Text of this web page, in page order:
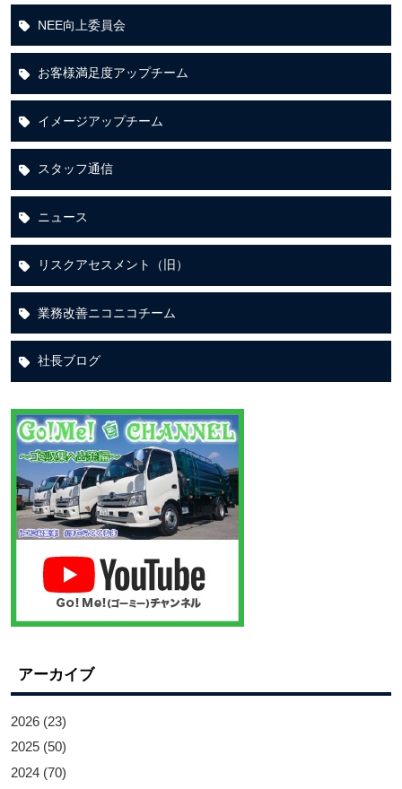
NEE向上委員会
お客様満足度アップチーム
イメージアップチーム
スタッフ通信
ニュース
リスクアセスメント（旧）
業務改善ニコニコチーム
社長ブログ
アーカイブ
2026 (23)
2025 (50)
2024 (70)